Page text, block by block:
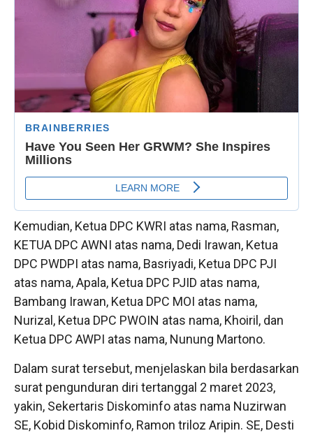
Kemudian, Ketua DPC KWRI atas nama, Rasman,
KETUA DPC AWNI atas nama, Dedi Irawan, Ketua
DPC PWDPI atas nama, Basriyadi, Ketua DPC PJI
atas nama, Apala, Ketua DPC PJID atas nama,
Bambang Irawan, Ketua DPC MOI atas nama,
Nurizal, Ketua DPC PWOIN atas nama, Khoiril, dan
Ketua DPC AWPI atas nama, Nunung Martono.
Dalam surat tersebut, menjelaskan bila berdasarkan
surat pengunduran diri tertanggal 2 maret 2023,
yakin, Sekertaris Diskominfo atas nama Nuzirwan
SE, Kobid Diskominfo, Ramon triloz Aripin. SE, Desti